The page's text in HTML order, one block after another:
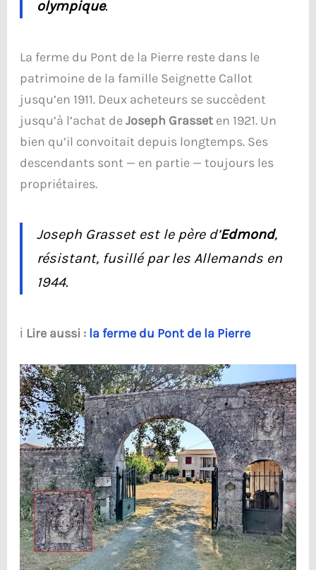
olympique.
La ferme du Pont de la Pierre reste dans le
patrimoine de la famille Seignette Callot
jusqu’en 1911. Deux acheteurs se succèdent
jusqu’à l’achat deJoseph Grasseten 1921. Un
bien qu’il convoitait depuis longtemps. Ses
descendants sont — en partie — toujours les
propriétaires.
Joseph Grasset est le père d’Edmond,
résistant, fusillé par les Allemands en
1944.
ℹ️ Lire aussi : la ferme du Pont de la Pierre